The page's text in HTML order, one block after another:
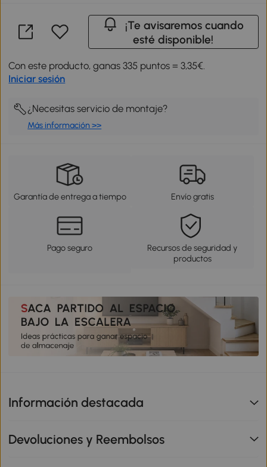
¡Te avisaremos cuando
esté disponible!
Con este producto, ganas 335 puntos = 3,35€.
Iniciar sesión
¿Necesitas servicio de montaje?
Más información >>
Garantía de entrega a tiempo Envío gratis
Pago seguro
Recursos de seguridad y
productos
Información destacada
Devoluciones y Reembolsos